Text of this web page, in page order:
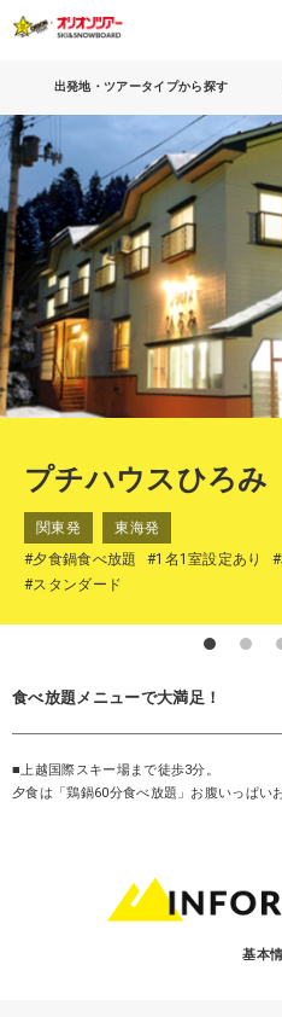
出発地・ツアータイプから探す
プチハウスひろみ
関東発
東海発
#夕食鍋食べ放題
#1名1室設定あり
#スタンダード
食べ放題メニューで大満足！
■上越国際スキー場まで徒歩3分。
夕食は「鶏鍋60分食べ放題」お腹いっぱい
基本